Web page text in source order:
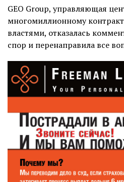
GEO Group, управляющая
многомиллионному
властями, отказалась
спор и перенаправила все